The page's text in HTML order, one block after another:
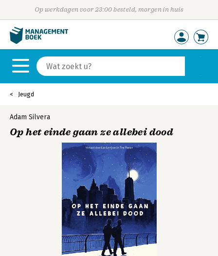
Op werkdagen voor 23:00 besteld, morgen in huis
Jeugd
Adam Silvera
Op het einde gaan ze allebei dood